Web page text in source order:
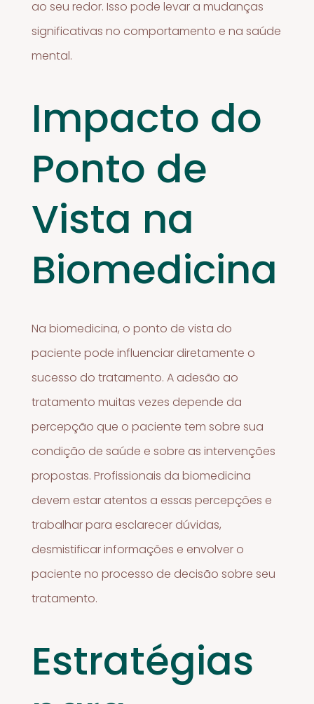
ao seu redor. Isso pode levar a mudanças
significativas no comportamento e na saúde
mental.
Impacto do
Ponto de
Vista na
Biomedicina
Na biomedicina, o ponto de vista do
paciente pode influenciar diretamente o
sucesso do tratamento. A adesão ao
tratamento muitas vezes depende da
percepção que o paciente tem sobre sua
condição de saúde e sobre as intervenções
propostas. Profissionais da biomedicina
devem estar atentos a essas percepções e
trabalhar para esclarecer dúvidas,
desmistificar informações e envolver o
paciente no processo de decisão sobre seu
tratamento.
Estratégias